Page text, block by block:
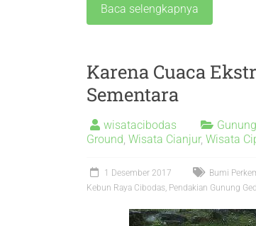
Baca selengkapnya
Karena Cuaca
Sementara
wisatacibodas
Ground, Wisata Cianjur, Wisata
1 Desember 2017 Bumi
Kebun Raya Cibodas, Pendakian Gunung